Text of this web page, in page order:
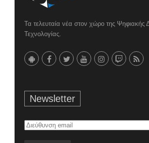
Τα τελευταία νέα στον χώρο της Ψηφιακής
Τεχνολογίας.
Newsletter
Διεύθυνση